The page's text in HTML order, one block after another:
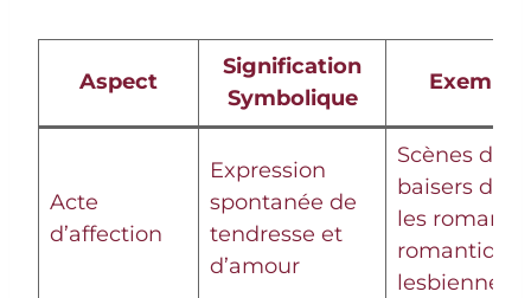
Aspect
Signification
Symbolique
Exemple
Acte
d’affection
Expression
spontanée de
tendresse et
d’amour
Scènes de
baisers dans
les romans
lesbiennes